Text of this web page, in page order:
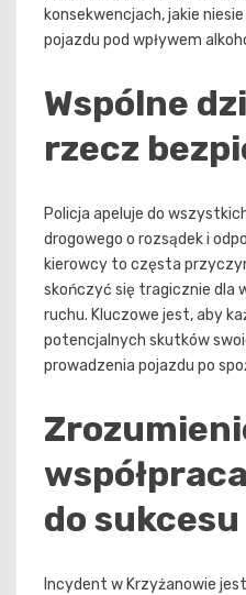
konsekwencjach, jakie
pojazdu pod wpływem
Wspólne
rzecz
Policja apeluje do
drogowego o rozsądek i
kierowcy to częsta
skończyć się tragicznie dla
ruchu. Kluczowe jest, aby
potencjalnych skutków
prowadzenia pojazdu po
do sukcesu
Incydent w Krzyżanowie